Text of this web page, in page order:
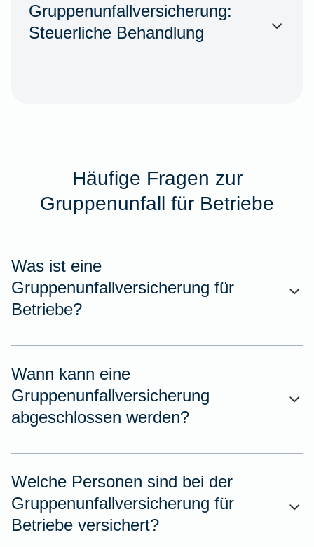
Gruppenunfallversicherung:
Steuerliche Behandlung
Häufige Fragen zur
Gruppenunfall für Betriebe
Was ist eine
Gruppenunfallversicherung für
Betriebe?
Wann kann eine
Gruppenunfallversicherung
abgeschlossen werden?
Welche Personen sind bei der
Gruppenunfallversicherung für
Betriebe versichert?